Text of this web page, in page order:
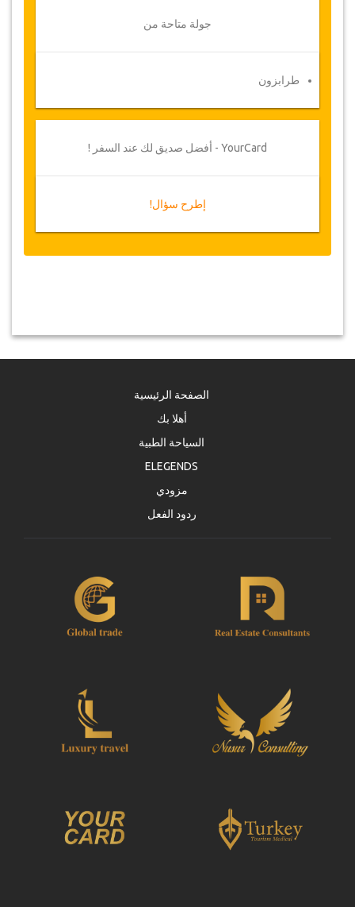
جولة متاحة من
طرابزون
YourCard - أفضل صديق لك عند السفر !
إطرح سؤال!
الصفحة الرئيسية
أهلا بك
السياحة الطبية
ELEGENDS
مزودي
ردود الفعل